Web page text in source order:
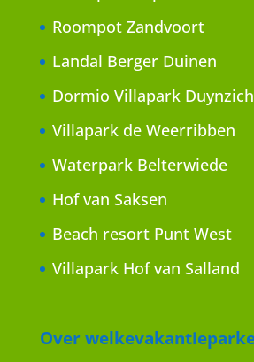
Roompot Zandvoort
Landal Berger Duinen
Dormio Villapark
Villapark de Weerribben
Waterpark Belterwiede
Hof van Saksen
Beach resort Punt West
Villapark Hof van Salland
Over